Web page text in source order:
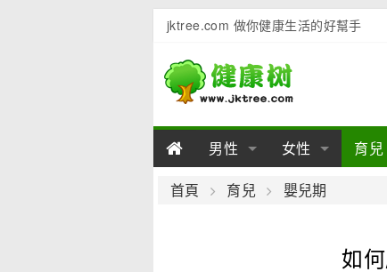
jktree.com 做你健康生活的好幫手
男性
男性陽痿
男性早泄
男性用品
女性
女性乳房
女
育兒
幼
首頁 育兒 嬰兒期
如